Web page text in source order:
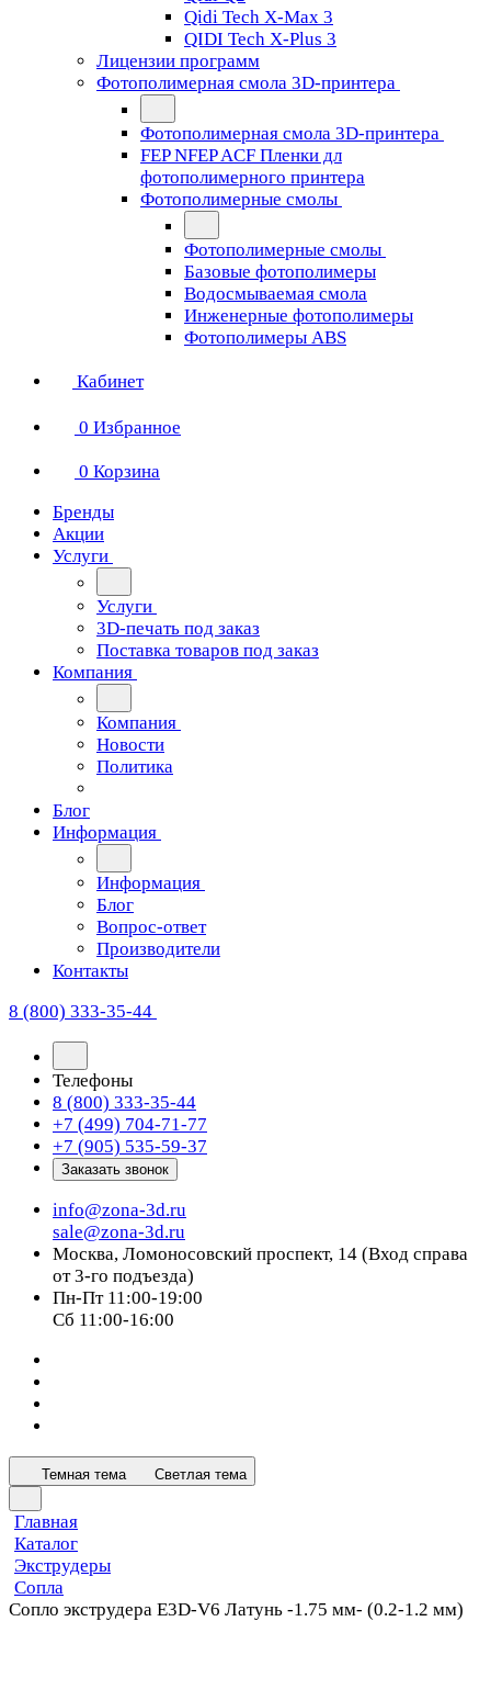
Qidi Tech X-Max 3
QIDI Tech X-Plus 3
Лицензии программ
Фотополимерная смола 3D-принтера
Фотополимерная смола 3D-принтера
FEP NFEP ACF Пленки дл
фотополимерного принтера
Фотополимерные смолы
Фотополимерные смолы
Базовые фотополимеры
Водосмываемая смола
Инженерные фотополимеры
Фотополимеры ABS
Кабинет
0 Избранное
0 Корзина
Бренды
Акции
Услуги
Услуги
3D-печать под заказ
Поставка товаров под заказ
Компания
Компания
Новости
Политика
Блог
Информация
Информация
Блог
Вопрос-ответ
Производители
Контакты
8 (800) 333-35-44
Телефоны
8 (800) 333-35-44
+7 (499) 704-71-77
+7 (905) 535-59-37
Заказать звонок
info@zona-3d.ru
sale@zona-3d.ru
Москва, Ломоносовский проспект, 14 (Вход справа
от 3-го подъезда)
Пн-Пт 11:00-19:00
Сб 11:00-16:00
Темная тема Светлая тема
Главная
Каталог
Экструдеры
Сопла
Сопло экструдера E3D-V6 Латунь -1.75 мм- (0.2-1.2 мм)